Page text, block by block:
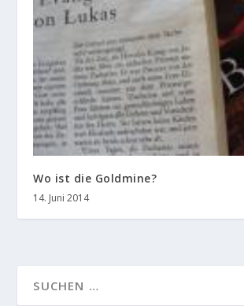
Wo ist die Goldmine?
14. Juni 2014